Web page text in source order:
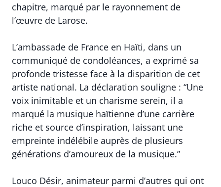
chapitre, marqué par le rayonnement de
l’œuvre de Larose.
L’ambassade de France en Haïti, dans un
communiqué de condoléances, a exprimé sa
profonde tristesse face à la disparition de cet
artiste national. La déclaration souligne : “Une
voix inimitable et un charisme serein, il a
marqué la musique haïtienne d’une carrière
riche et source d’inspiration, laissant une
empreinte indélébile auprès de plusieurs
générations d’amoureux de la musique.”
Louco Désir, animateur parmi d’autres qui ont